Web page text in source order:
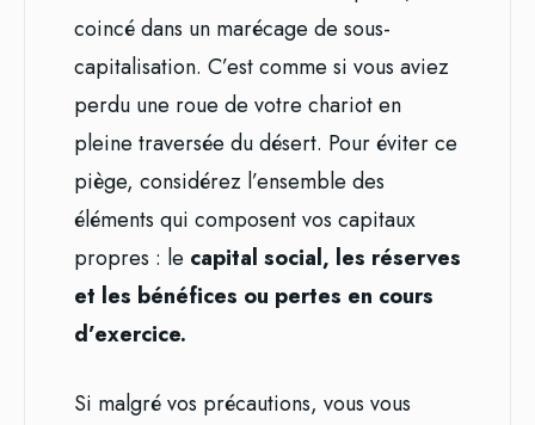
coincé dans un marécage de sous-
capitalisation. C’est comme si vous aviez
perdu une roue de votre chariot en
pleine traversée du désert. Pour éviter ce
piège, considérez l’ensemble des
éléments qui composent vos capitaux
propres : le capital social, les réserves
et les bénéfices ou pertes en cours
d’exercice.
Si malgré vos précautions, vous vous